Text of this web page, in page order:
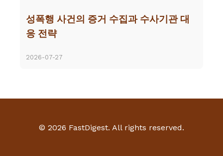
성폭행 사건의 증거 수집과 수사기관 대
응 전략
2026-07-27
© 2026 FastDigest. All rights reserved.